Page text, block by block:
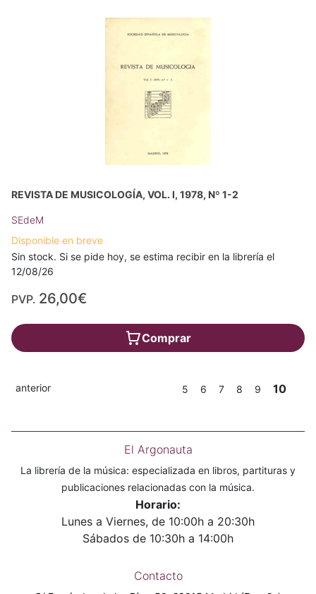
REVISTA DE MUSICOLOGÍA, VOL. I, 1978, Nº 1-2
SEdeM
Disponible en breve
Sin stock. Si se pide hoy, se estima recibir en la librería el
12/08/26
PVP. 26,00€
Comprar
anterior 5 6 7 8 9 10
El Argonauta
La librería de la música: especializada en libros, partituras y
publicaciones relacionadas con la música.
Horario:
Lunes a Viernes, de 10:00h a 20:30h
Sábados de 10:30h a 14:00h
Contacto